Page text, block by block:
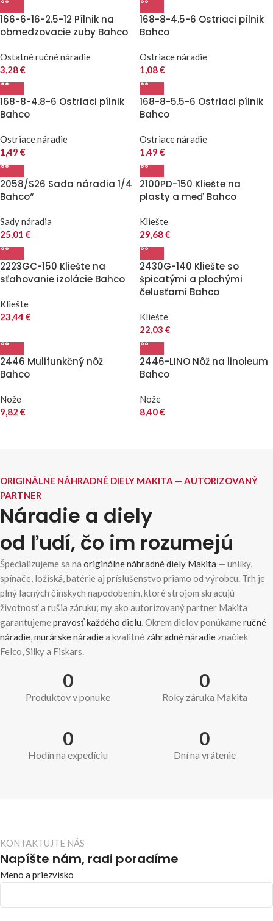
166-6-16-2.5-12 Pílnik na
obmedzovacie zuby Bahco
Ostatné ručné náradie
3,28€
168-8-4.5-6 Ostriaci pílnik
Bahco
Ostriace náradie
1,08€
168-8-4.8-6 Ostriaci pílnik
Bahco
Ostriace náradie
1,49 €
168-8-5.5-6 Ostriaci pílnik
Bahco
Ostriace náradie
1,49 €
2058/S26 Sada náradia 1/4
Bahco“
Sady náradia
25,01 €
2100PD-150 Kliešte na
plasty a meď Bahco
Kliešte
29,68€
2223GC-150 Kliešte na
sťahovanie izolácie Bahco
Kliešte
23,44 €
2430G-140 Kliešte so
špicatými a plochými
čelusťami Bahco
Kliešte
22,03 €
2446 Mulifunkčný nôž
Bahco
Nože
9,82 €
2446-LINO Nôž na linoleum
Bahco
Nože
8,40€
ORIGINÁLNE NÁHRADNÉ DIELY MAKITA — AUTORIZOVANÝ
PARTNER
Náradie a diely
od ľudí, čo im rozumejú
Špecializujeme sa na originálne náhradné diely Makita — uhlíky,
spínače, ložiská, batérie aj príslušenstvo priamo od výrobcu. Trh je
plný lacných čínskych napodobenín, ktoré strojom skracujú
životnosť a rušia záruku; my ako autorizovaný partner Makita
garantujemepravosť každého dielu. Okrem dielov ponúkameručné
náradie,murárske náradiea kvalitné záhradné náradie značiek
Felco, Silky a Fiskars.
0
Produktov v ponuke
0
Roky záruka Makita
0
Hodín na expedíciu
0
Dní na vrátenie
KONTAKTUJTE NÁS
Napíšte nám, radi poradíme
Meno a priezvisko